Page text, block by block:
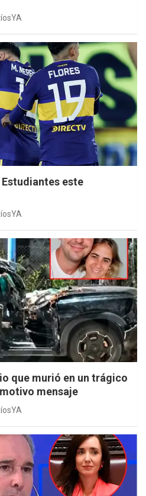
este
que murió en un trágico
mensaje